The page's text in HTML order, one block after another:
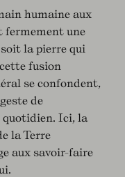
humaine aux
fermement une
la pierre qui
fusion
se confondent,
de
Ici, la
la Terre
aux savoir-faire